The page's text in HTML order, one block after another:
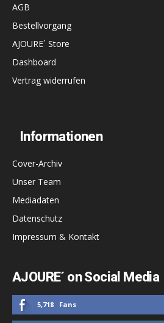
AGB
Bestellvorgang
AJOURE´ Store
Dashboard
Vertrag widerrufen
Informationen
Cover-Archiv
Unser Team
Mediadaten
Datenschutz
Impressum & Kontakt
AJOURE´ on Social Media
5,718 Fans